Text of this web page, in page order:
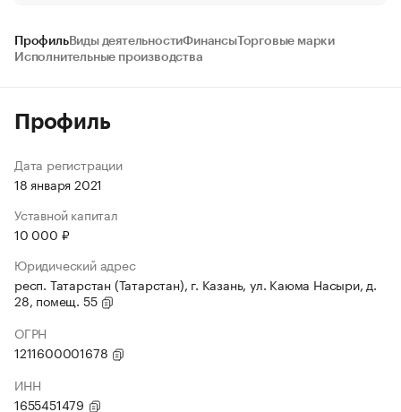
ПрофильВиды деятельностиФинансыТорговые марки
Исполнительные производства
Профиль
Дата регистрации
18 января 2021
Уставной капитал
10 000 ₽
Юридический адрес
респ. Татарстан (Татарстан), г. Казань, ул. Каюма Насыри, д.
28, помещ. 55
ОГРН
1211600001678
ИНН
1655451479